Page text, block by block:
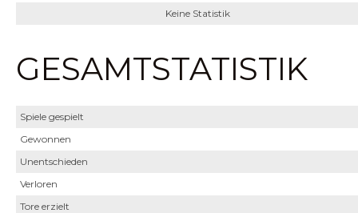
Keine Statistik
GESAMTSTATISTIK
Spiele gespielt
Gewonnen
Unentschieden
Verloren
Tore erzielt